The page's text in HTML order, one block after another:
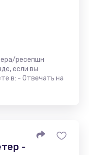
ресепшн
если вы
в: - Отвечать на
-